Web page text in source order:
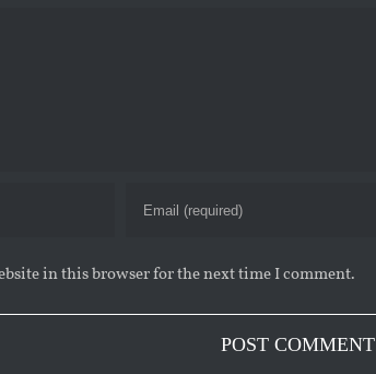
in this browser for the next time I comment.